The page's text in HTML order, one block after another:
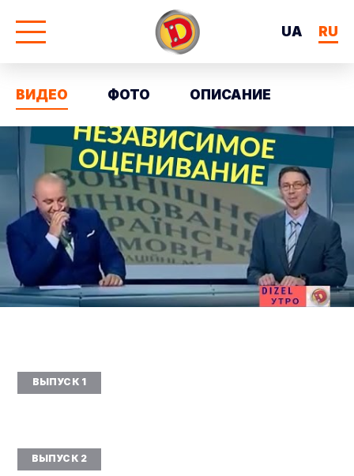
UA
RU
ВИДЕО ФОТО ОПИСАНИЕ
ВЫПУСК 1
ВЫПУСК 2